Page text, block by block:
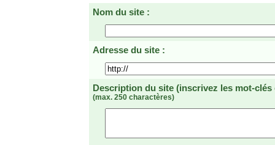
Nom du site :
Adresse du site :
Description du site (inscrivez les mot-
(max. 250 charactères)